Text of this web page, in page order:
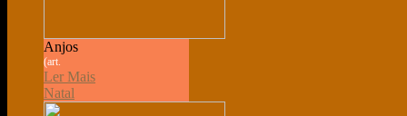
Anjos
(art.
Ler Mais
Natal